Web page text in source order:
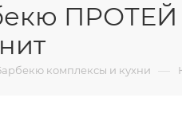
ПРОТЕЙ
комплексы и кухни —